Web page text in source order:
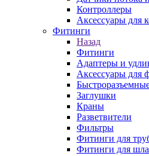
Контроллеры
Аксессуары для
Фитинги
Назад
Фитинги
Адаптеры и
Аксессуары для
Заглушки
Краны
Разветвители
Фильтры
Фитинги для
Фитинги для